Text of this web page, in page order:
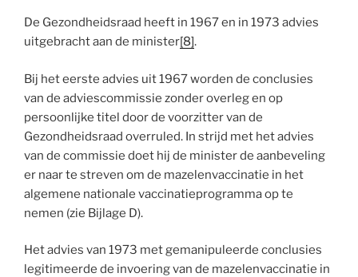
De Gezondheidsraad heeft in 1967 en in 1973 advies
uitgebracht aan de minister[8].
Bij het eerste advies uit 1967 worden de conclusies
van de adviescommissie zonder overleg en op
persoonlijke titel door de voorzitter van de
Gezondheidsraad overruled. In strijd met het advies
van de commissie doet hij de minister de aanbeveling
er naar te streven om de mazelenvaccinatie in het
algemene nationale vaccinatieprogramma op te
nemen (zie Bijlage D).
Het advies van 1973 met gemanipuleerde conclusies
legitimeerde de invoering van de mazelenvaccinatie in